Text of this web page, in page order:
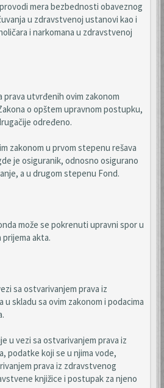
mera bezbednosti obaveznog
u zdravstvenoj ustanovi kao i
i narkomana u zdravstvenoj
utvrđenih ovim zakonom
o opštem upravnom postupku,
određeno.
zakonom u prvom stepenu rešava
je osiguranik, odnosno osigurano
a u drugom stepenu Fond.
može se pokrenuti upravni spor u
prijema akta.
sa ostvarivanjem prava iz
skladu sa ovim zakonom i podacima
u vezi sa ostvarivanjem prava iz
podatke koji se u njima vode,
prava iz zdravstvenog
knjižice i postupak za njeno